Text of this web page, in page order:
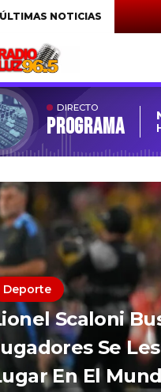
ÚLTIMAS NOTICIAS
DIRECTO
Programa
Deporte
Scaloni
Se
En El